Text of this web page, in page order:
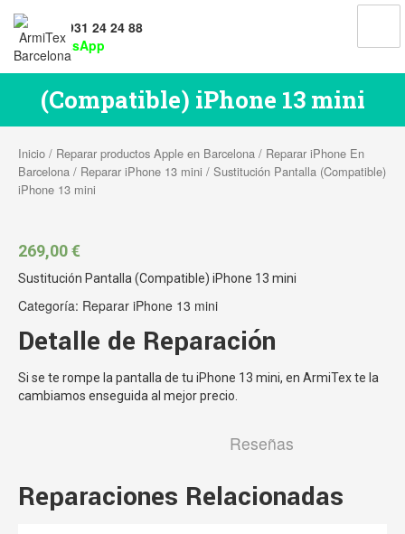
Tel: 931 24 24 88
WhatsApp
Sustitución Pantalla
(Compatible) iPhone 13 mini
Inicio / Reparar productos Apple en Barcelona / Reparar iPhone En
Barcelona / Reparar iPhone 13 mini / Sustitución Pantalla (Compatible)
iPhone 13 mini
269,00€
Sustitución Pantalla (Compatible) iPhone 13 mini
Categoría: Reparar iPhone 13 mini
Detalle de Reparación
Si se te rompe la pantalla de tu iPhone 13 mini, en ArmiTex te la
cambiamos enseguida al mejor precio.
Reseñas
Reparaciones Relacionadas